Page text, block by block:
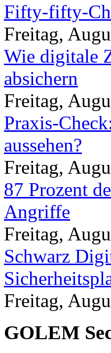
Fifty-fifty-
Freitag,
Wie digitale
absichern
Freitag,
Praxis-
aussehen?
Freitag,
87 Prozent
Angriffe
Freitag,
Schwarz
Freitag,
GOLEM